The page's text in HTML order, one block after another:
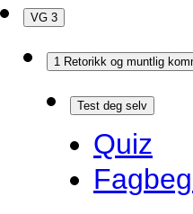
VG 3
1 Retorikk og muntlig
Test deg selv
Quiz